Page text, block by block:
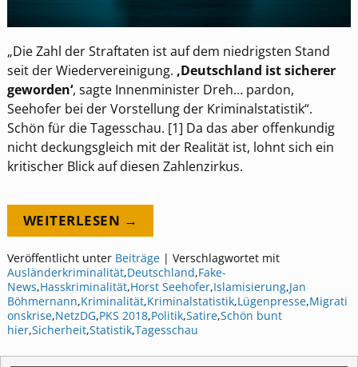
„Die Zahl der Straftaten ist auf dem niedrigsten Stand
seit der Wiedervereinigung. ‚Deutschland ist sicherer
geworden‘, sagte Innenminister Dreh… pardon,
Seehofer bei der Vorstellung der Kriminalstatistik“.
Schön für die Tagesschau. [1] Da das aber offenkundig
nicht deckungsgleich mit der Realität ist, lohnt sich ein
kritischer Blick auf diesen Zahlenzirkus.
WEITERLESEN →
Veröffentlicht unter Beiträge| Verschlagwortet mit
Ausländerkriminalität,Deutschland,Fake-
News,Hasskriminalität,Horst Seehofer,Islamisierung,Jan
Böhmernann,Kriminalität,Kriminalstatistik,Lügenpresse,Migrati
onskrise,NetzDG,PKS 2018,Politik,Satire,Schön bunt
hier,Sicherheit,Statistik,Tagesschau